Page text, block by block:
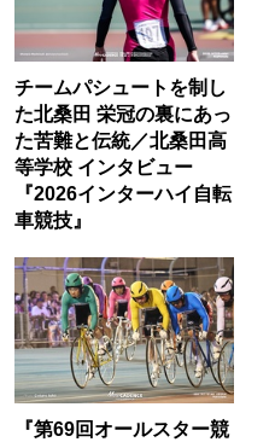
チームパシュートを制し
た北桑田 栄冠の裏にあっ
た苦難と伝統／北桑田高
等学校 インタビュー
『2026インターハイ自転
車競技』
『第69回オールスター競